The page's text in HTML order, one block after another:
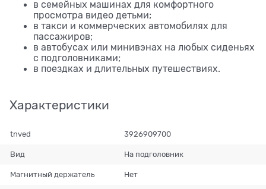
в семейных машинах для комфортного
просмотра видео детьми;
в такси и коммерческих автомобилях для
пассажиров;
в автобусах или минивэнах на любых сиденьях
с подголовниками;
в поездках и длительных путешествиях.
Характеристики
tnved 3926909700
Вид На подголовник
Магнитный держатель Нет